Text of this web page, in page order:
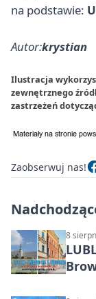
na podstawie:
Autor:krystian
Ilustracja
zewnętrznego
zastrzeżeń
Zaobserwuj nas!
8